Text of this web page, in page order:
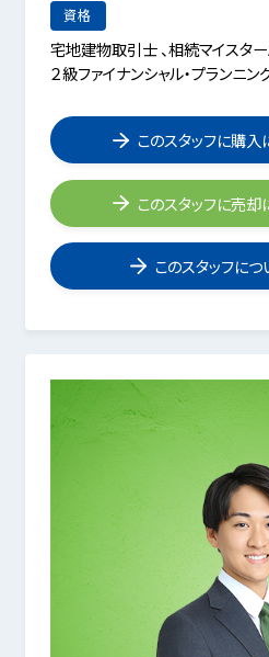
資格
宅地建物取引士 、相続マイスタ
２級ファイナンシャル・プランニ
このスタッフに購
このスタッフに売
このスタッフに